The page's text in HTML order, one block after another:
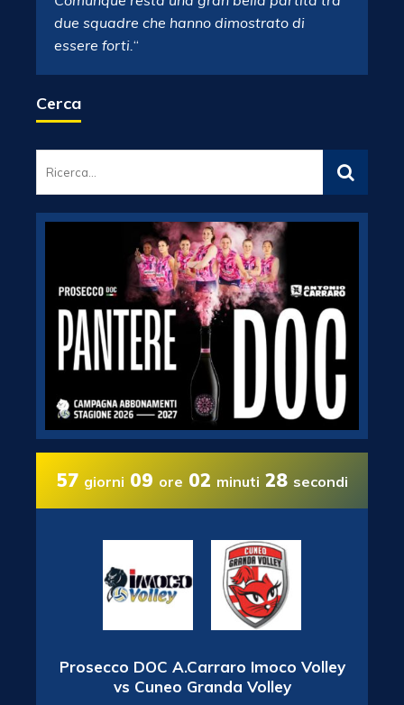
due squadre che hanno dimostrato di
essere forti.“
Cerca
57 giorni 09 ore 02 minuti 27 secondi
Prosecco DOC A.Carraro Imoco Volley
vs Cuneo Granda Volley